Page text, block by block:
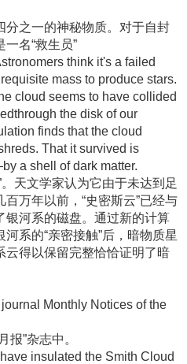
分之一的神秘物质。对于自封
名“救生员”
think it's a failed
mass to produce stars.
cloud seems to have collided
the disk of our
finds that the cloud
That it survived is
a shell of dark matter.
。天文学家认为它由于未达到足
百万年以前，“史密斯云”已经与
银河系的磁盘。通过新的计算
系的“亲密接触”后，暗物质星
云得以保留完整恰恰证明了暗
Monthly Notices of the
报”杂志中 。
insulated the Smith Cloud